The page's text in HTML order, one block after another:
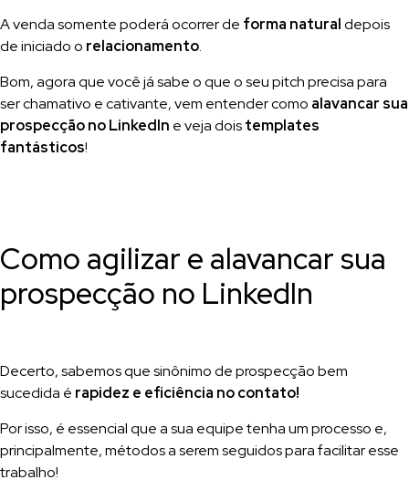
A venda somente poderá ocorrer de forma naturaldepois
de iniciado o relacionamento.
Bom, agora que você já sabe o que o seu pitch precisa para
ser chamativo e cativante, vem entender como alavancar sua
prospecção no LinkedIn e veja doistemplates
fantásticos!
Como agilizar e alavancar sua
prospecção no LinkedIn
Decerto, sabemos que sinônimo de prospecção bem
sucedida é rapidez e eficiência no contato!
Por isso, é essencial que a sua equipe tenha um processo e,
principalmente, métodos a serem seguidos para facilitar esse
trabalho!